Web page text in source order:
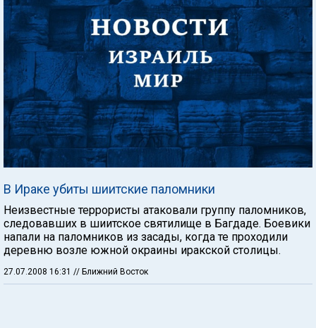
В Ираке убиты шиитские паломники
Неизвестные террористы атаковали группу паломников,
следовавших в шиитское святилище в Багдаде. Боевики
напали на паломников из засады, когда те проходили
деревню возле южной окраины иракской столицы.
27.07.2008 16:31 // Ближний Восток